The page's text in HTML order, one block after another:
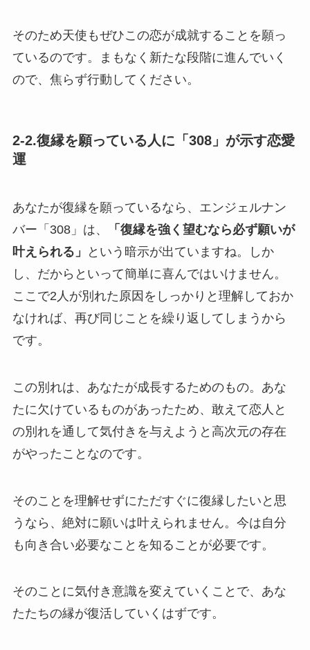
そのため天使もぜひこの恋が成就することを願っ
ているのです。まもなく新たな段階に進んでいく
ので、焦らず行動してください。
2-2.復縁を願っている人に「308」が示す恋愛
運
あなたが復縁を願っているなら、エンジェルナン
バー「308」は、
「復縁を強く望むなら必ず願いが
叶えられる」
という暗示が出ていますね。しか
し、だからといって簡単に喜んではいけません。
ここで2人が別れた原因をしっかりと理解しておか
なければ、再び同じことを繰り返してしまうから
です。
この別れは、あなたが成長するためのもの。あな
たに欠けているものがあったため、敢えて恋人と
の別れを通して気付きを与えようと高次元の存在
がやったことなのです。
そのことを理解せずにただすぐに復縁したいと思
うなら、絶対に願いは叶えられません。今は自分
も向き合い必要なことを知ることが必要です。
そのことに気付き意識を変えていくことで、あな
たたちの縁が復活していくはずです。